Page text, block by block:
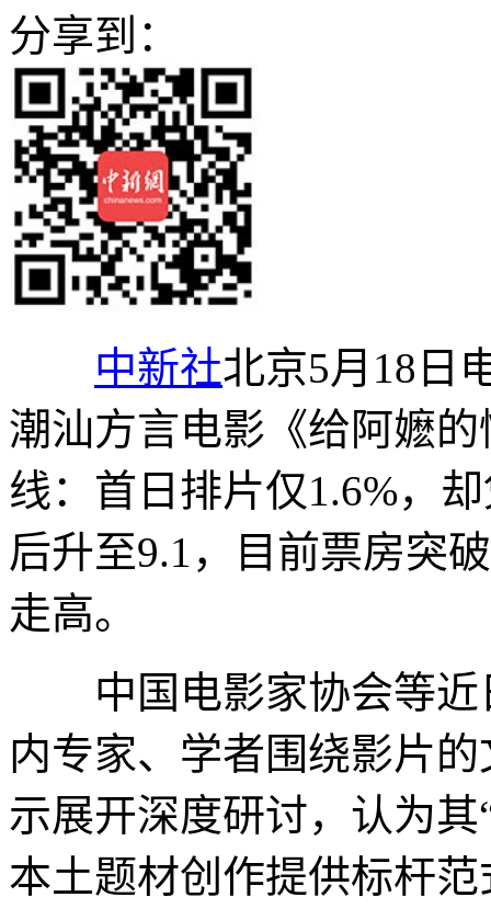
分享到：
中新社北京5月18日
潮汕方言电影《给阿嬷
线：首日排片仅1.6%，
后升至9.1，目前票房突
走高。
中国电影家协会等近
内专家、学者围绕影片
示展开深度研讨，认为
本土题材创作提供标杆范